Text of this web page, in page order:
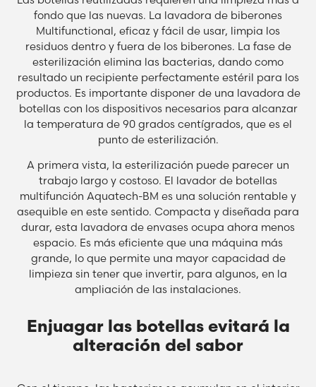
fondo que las nuevas. La lavadora de biberones
Multifunctional, eficaz y fácil de usar, limpia los
residuos dentro y fuera de los biberones. La fase de
esterilización elimina las bacterias, dando como
resultado un recipiente perfectamente estéril para los
productos. Es importante disponer de una lavadora de
botellas con los dispositivos necesarios para alcanzar
la temperatura de 90 grados centígrados, que es el
punto de esterilización.
A primera vista, la esterilización puede parecer un
trabajo largo y costoso. El lavador de botellas
multifunción Aquatech-BM es una solución rentable y
asequible en este sentido. Compacta y diseñada para
durar, esta lavadora de envases ocupa ahora menos
espacio. Es más eficiente que una máquina más
grande, lo que permite una mayor capacidad de
limpieza sin tener que invertir, para algunos, en la
ampliación de las instalaciones.
Enjuagar las botellas evitará la
alteración del sabor